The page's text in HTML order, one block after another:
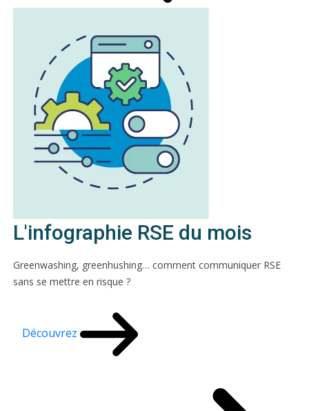
L'infographie RSE du mois
Greenwashing, greenhushing… comment communiquer RSE
sans se mettre en risque ?
Découvrez